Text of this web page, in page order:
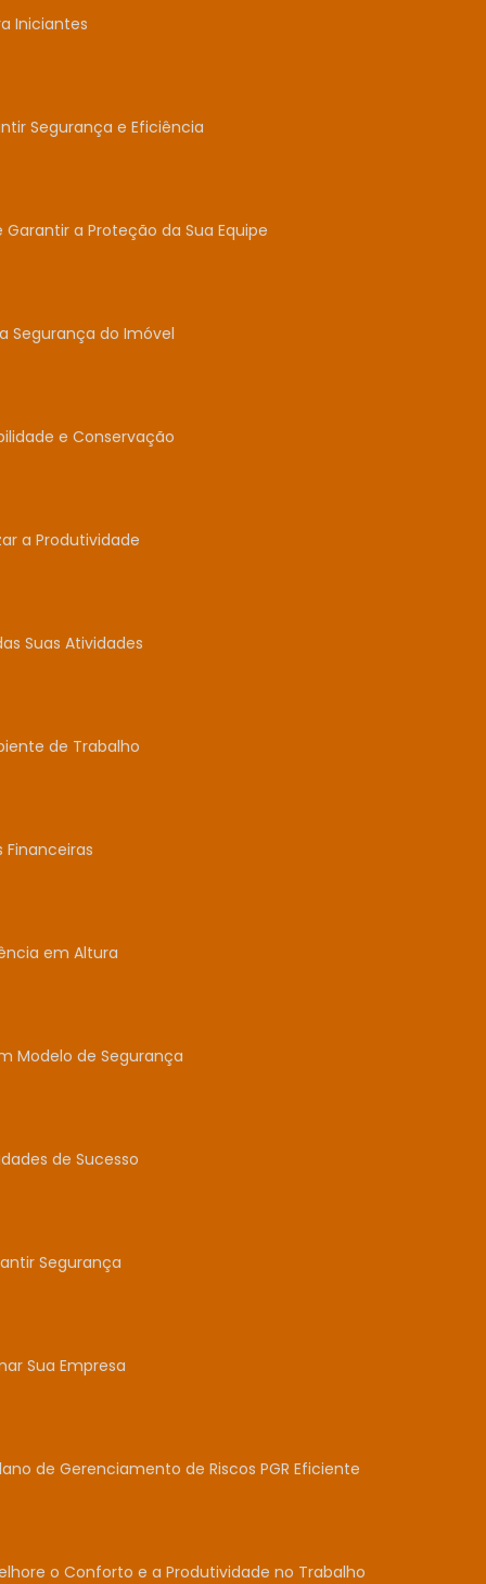
Iniciantes
Segurança e Eficiência
a Proteção da Sua Equipe
Segurança do Imóvel
e Conservação
a Produtividade
Suas Atividades
de Trabalho
Financeiras
em Altura
Modelo de Segurança
de Sucesso
Segurança
Sua Empresa
de Gerenciamento de Riscos PGR Eficiente
o Conforto e a Produtividade no Trabalho